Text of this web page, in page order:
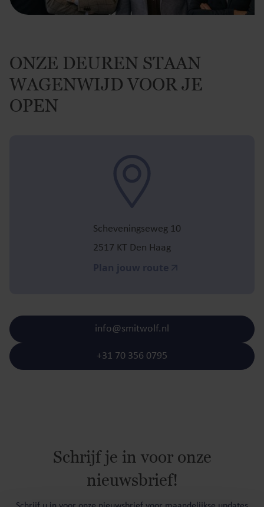
ONZE DEUREN STAAN
WAGENWIJD VOOR JE
OPEN
Scheveningseweg 10
2517 KT Den Haag
+31 70 356 0795
info@smitwolf.nl
Schrijf je in voor onze
nieuwsbrief!